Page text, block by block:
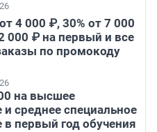
4 000 ₽, 30% от 7 000
000 ₽ на первый и все
по промокоду
на высшее
и среднее специальное
в первый год обучения